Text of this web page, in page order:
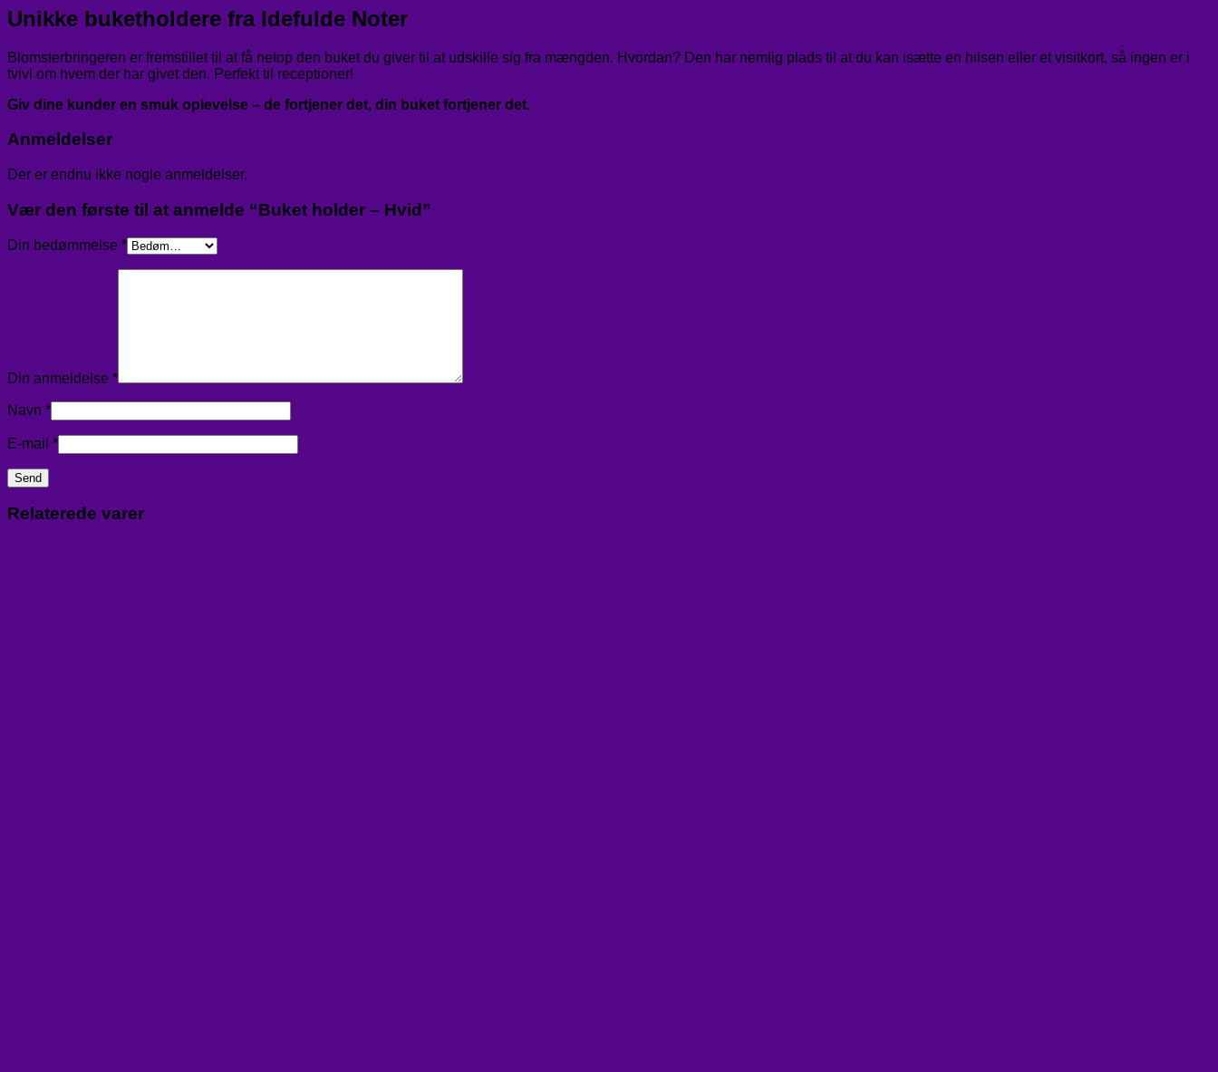
Unikke buketholdere fra Idefulde Noter
Blomsterbringeren er fremstillet til at få netop den buket du giver til at udskille sig fra mængden. Hvordan? Den har nemlig plads til at du kan isætte en hilsen eller et visitkort, så ingen er i
tvivl om hvem der har givet den. Perfekt til receptioner!
Giv dine kunder en smuk oplevelse – de fortjener det, din buket fortjener det.
Anmeldelser
Der er endnu ikke nogle anmeldelser.
Vær den første til at anmelde “Buket holder – Hvid”
Din bedømmelse *
Din anmeldelse *
Navn *
E-mail *
Relaterede varer